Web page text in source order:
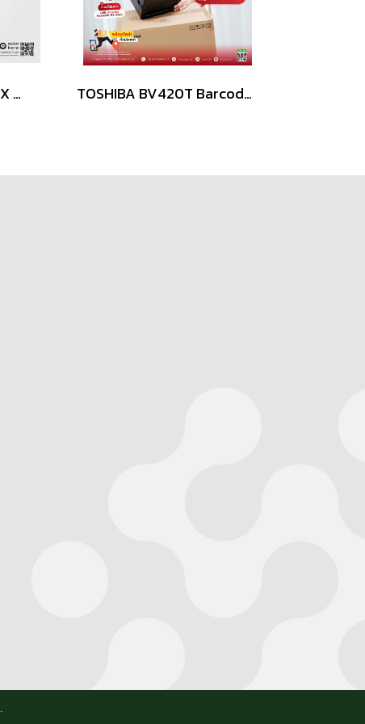
เครื่องพิมพ์บาร์โค้ด GoDEX G500U Desktop Barcode Printer TOSHIBA BV420T Barcode and Label Printers (203 dpi, 300 dpi)